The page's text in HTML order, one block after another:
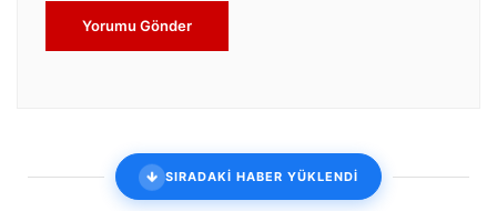
Yorumu Gönder
SIRADAKİ HABER YÜKLENDİ